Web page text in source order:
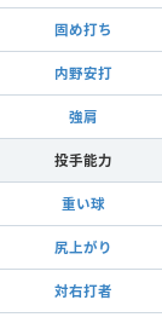
固め打ち
内野安打
強肩
投手能力
重い球
尻上がり
対右打者